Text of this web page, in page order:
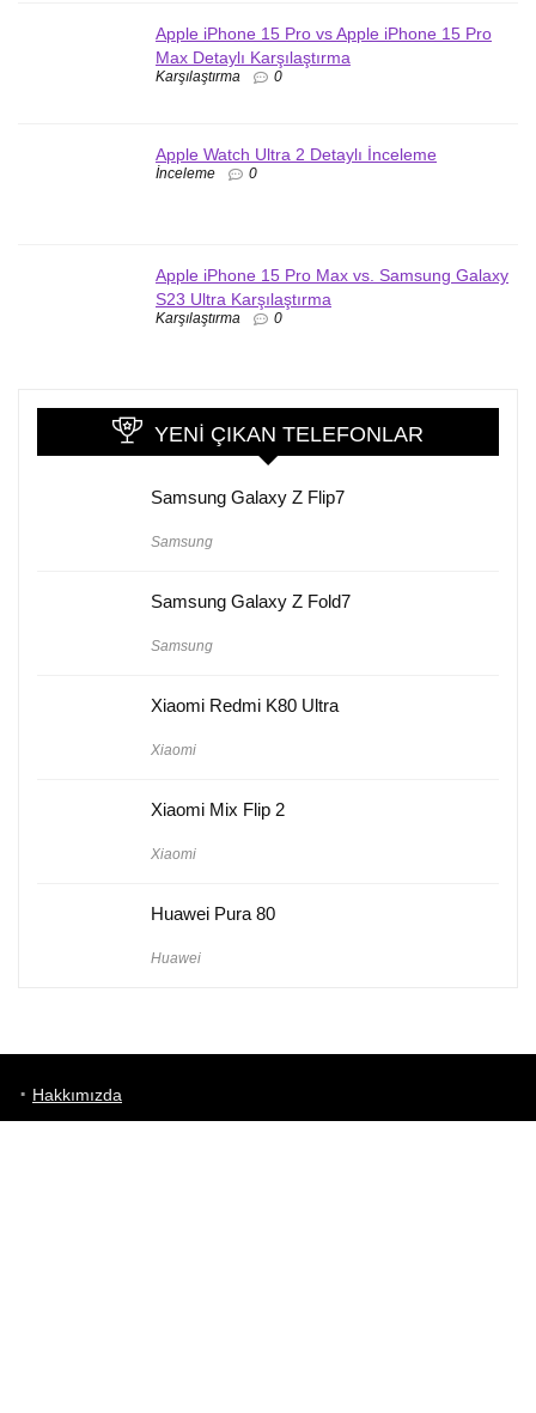
Apple iPhone 15 Pro vs Apple iPhone 15 Pro
Max Detaylı Karşılaştırma
Karşılaştırma 0
Apple Watch Ultra 2 Detaylı İnceleme
İnceleme 0
Apple iPhone 15 Pro Max vs. Samsung Galaxy
S23 Ultra Karşılaştırma
Karşılaştırma 0
YENI ÇIKAN TELEFONLAR
Samsung Galaxy Z Flip7
Samsung
Samsung Galaxy Z Fold7
Samsung
Xiaomi Redmi K80 Ultra
Xiaomi
Xiaomi Mix Flip 2
Xiaomi
Huawei Pura 80
Huawei
Hakkımızda